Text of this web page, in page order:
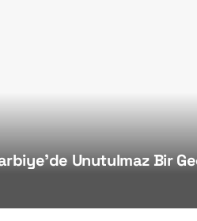
Unutulmaz Bir